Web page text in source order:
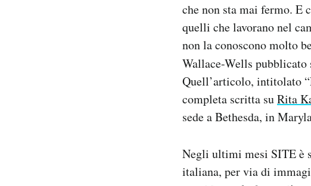
che non sta mai fermo. E
quelli che lavorano nel
non la conoscono molto
Wallace-Wells
Quell’articolo, intitolato
completa scritta suRita
sede a Bethesda, in
Negli ultimi mesi SITE è
italiana, per via di